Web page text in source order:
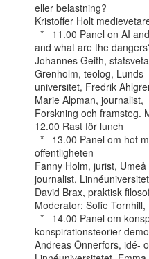
eller belastning?
Kristoffer Holt
and what are the
Johannes Geith,
Grenholm, teolog, Lunds
universitet, Fredrik
Marie Alpman, journalist,
Forskning och framsteg.
12.00 Rast för lunch
offentligheten
Fanny Holm, jurist,
journalist,
David Brax, praktisk
Moderator: Sofie Tornhill,
konspirationsteorier
Andreas Önnerfors, idé-